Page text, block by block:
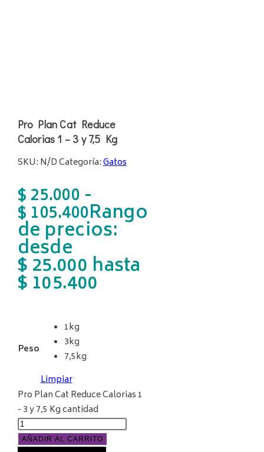
Pro Plan Cat Reduce
Calorias 1 – 3 y 7,5 Kg
SKU: N/DCategoría:Gatos
$25.000 -
$105.400Rango
de precios:
desde
$ 25.000 hasta
$ 105.400
Peso
1kg
3kg
7,5kg
Limpiar
Pro Plan Cat Reduce Calorias 1
- 3 y 7,5 Kg cantidad
AÑADIR AL CARRITO